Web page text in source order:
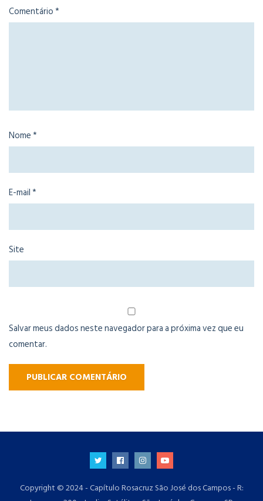
Comentário*
Nome*
E-mail*
Site
Salvar meus dados neste navegador para a próxima vez que eu
comentar.
Copyright © 2024 - Capítulo Rosacruz São José dos Campos - R: